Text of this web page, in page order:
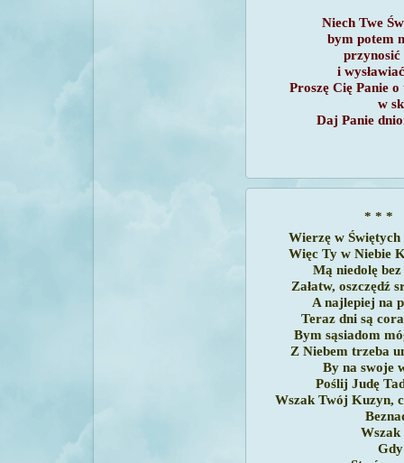
Niech Twe
bym potem
przynosić
i
Proszę Cię Panie
w
Daj Panie
* * *
Wierzę w Świętych
Więc Ty w Niebie
Mą niedolę
Załatw, oszczędź
A najlepiej na
Teraz dni są
Bym sąsiadom
Z Niebem trzeba
By na swoje
Poślij Judę
Wszak Twój Kuzyn,